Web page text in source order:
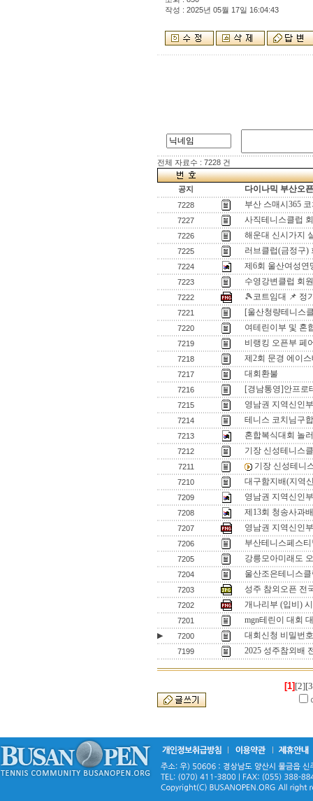
작성 : 2025년 05월 17일 16:04:43
전체 자료수 : 7228 건
공지 다이나믹 부산오
7228 부산 스매시365
7227 사직테니스클럽
7226 해운대 신시가지
7225 러브클럽(금정구)
7224 제6회 울산여성연
7223 수영강변클럽 회
7222 🎾코트임대 📌 정
7221 [울산청량테니스
7220 여테린이부 및 혼
7219 비랭킹 오픈부 페
7218 제2회 문경 에이
7217 대회환불
7216 [경남통영]안프로
7215 영남권 지역신인부
7214 테니스 코치님구
7213 혼합복식대회 놀
7212 기장 신성테니스
7211 기장 신성테니
7210 대구함지배(지역
7209 영남권 지역신인
7208 제13회 청송사과
7207 영남권 지역신인
7206 부산테니스페스
7205 강릉모아미래도
7204 울산조은테니스
7203 성주 참외오픈 전
7202 개나리부 (입비)
7201 mgn테린이 대회
▶ 7200 대회신청 비밀번호
7199 2025 성주참외배
[1] [2]